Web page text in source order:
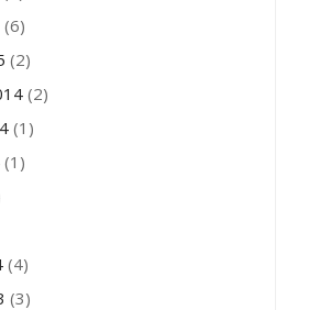
(6)
(2)
(2)
(1)
(1)
(4)
(3)